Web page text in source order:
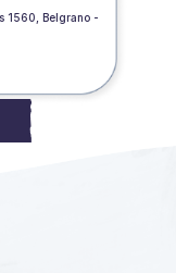
1560, Belgrano -